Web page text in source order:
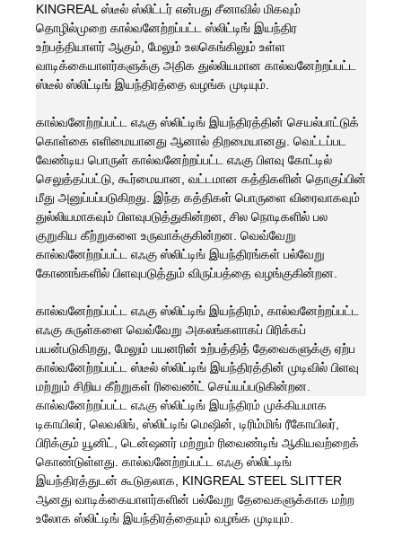
KINGREAL ஸ்டீல் ஸ்லிட்டர் என்பது சீனாவில் மிகவும்
தொழில்முறை கால்வனேற்றப்பட்ட ஸ்லிட்டிங் இயந்திர
உற்பத்தியாளர் ஆகும், மேலும் உலகெங்கிலும் உள்ள
வாடிக்கையாளர்களுக்கு அதிக துல்லியமான கால்வனேற்றப்பட்ட
ஸ்டீல் ஸ்லிட்டிங் இயந்திரத்தை வழங்க முடியும்.
கால்வனேற்றப்பட்ட எஃகு ஸ்லிட்டிங் இயந்திரத்தின் செயல்பாட்டுக்
கொள்கை எளிமையானது ஆனால் திறமையானது. வெட்டப்பட
வேண்டிய பொருள் கால்வனேற்றப்பட்ட எஃகு பிளவு கோட்டில்
செலுத்தப்பட்டு, கூர்மையான, வட்டமான கத்திகளின் தொகுப்பின்
மீது அனுப்பப்படுகிறது. இந்த கத்திகள் பொருளை விரைவாகவும்
துல்லியமாகவும் பிளவுபடுத்துகின்றன, சில நொடிகளில் பல
குறுகிய கீற்றுகளை உருவாக்குகின்றன. வெவ்வேறு
கால்வனேற்றப்பட்ட எஃகு ஸ்லிட்டிங் இயந்திரங்கள் பல்வேறு
கோணங்களில் பிளவுபடுத்தும் விருப்பத்தை வழங்குகின்றன.
கால்வனேற்றப்பட்ட எஃகு ஸ்லிட்டிங் இயந்திரம், கால்வனேற்றப்பட்ட
எஃகு சுருள்களை வெவ்வேறு அகலங்களாகப் பிரிக்கப்
பயன்படுகிறது, மேலும் பயனரின் உற்பத்தித் தேவைகளுக்கு ஏற்ப
கால்வனேற்றப்பட்ட ஸ்டீல் ஸ்லிட்டிங் இயந்திரத்தின் முடிவில் பிளவு
மற்றும் சிறிய கீற்றுகள் ரிவைண்ட் செய்யப்படுகின்றன.
கால்வனேற்றப்பட்ட எஃகு ஸ்லிட்டிங் இயந்திரம் முக்கியமாக
டிகாயிலர், லெவலிங், ஸ்லிட்டிங் மெஷின், டிரிம்மிங் ரீகோயிலர்,
பிரிக்கும் யூனிட், டென்ஷனர் மற்றும் ரிவைண்டிங் ஆகியவற்றைக்
கொண்டுள்ளது. கால்வனேற்றப்பட்ட எஃகு ஸ்லிட்டிங்
இயந்திரத்துடன் கூடுதலாக, KINGREAL STEEL SLITTER
ஆனது வாடிக்கையாளர்களின் பல்வேறு தேவைகளுக்காக மற்ற
உலோக ஸ்லிட்டிங் இயந்திரத்தையும் வழங்க முடியும்.